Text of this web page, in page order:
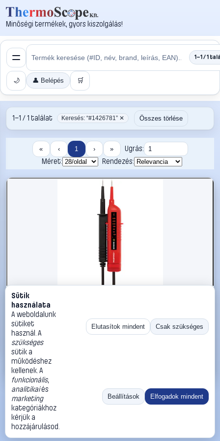
Minőségi termékek, gyors kiszolgálás!
1–1 / 1
🌙 👤 Belépés 🛒
1–1 / 1 találat Keresés: “#1426781” ✕ Összes törlése
« ‹ 1 › »
Ugrás:
Méret:
Rendezés:
#1426781
Kétpólusú feszültségvizsgáló LED-es kijelzéssel 12 V -
690 V AC/DC Benning PROFIPOL+
Benning Feszültségvizsgáló
23 990 Ft
Kosárba
«
Ugrás:
Méret:
Rendezés:
©2026
ThermoScope
ÁSZF
Cégbemutató
Sütik
használata
A weboldalunk
sütiket
használ. A
szükséges
sütik a
működéshez
kellenek. A
funkcionális,
analitikaiés
marketing
kategóriákhoz
kérjük a
hozzájárulásod.
Elutasítok mindent Csak szükséges
Beállítások Elfogadok mindent